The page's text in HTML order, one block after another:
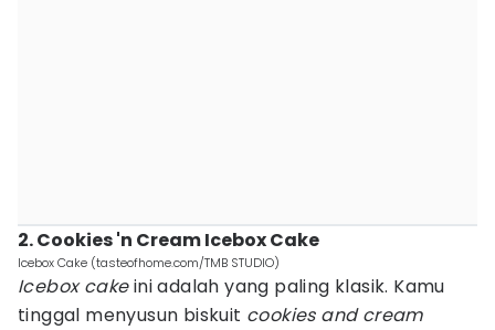
2. Cookies 'n Cream Icebox Cake
Icebox Cake (tasteofhome.com/TMB STUDIO)
Icebox cakeini adalah yang paling klasik. Kamu
tinggal menyusun biskuit cookies and cream